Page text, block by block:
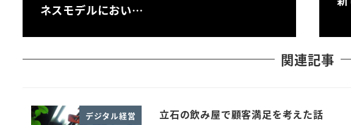
ネスモデルにおい…
関連記事
デジタル経営 立石の飲み屋で顧客満足を考えた話